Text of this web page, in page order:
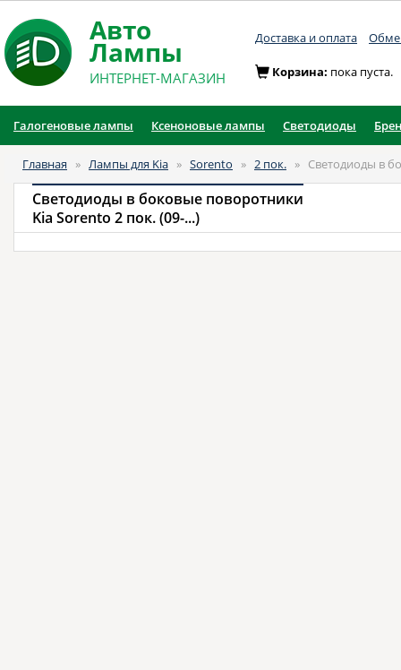
Авто
Лампы
ИНТЕРНЕТ-МАГАЗИН
Доставка и оплата
Корзина: пока пуста.
Галогеновые лампы Ксеноновые лампы Светодиоды
Главная » Лампы для Kia » Sorento » 2 пок. » Светодиоды в
Светодиоды в боковые поворотники
Kia Sorento 2 пок. (09-...)